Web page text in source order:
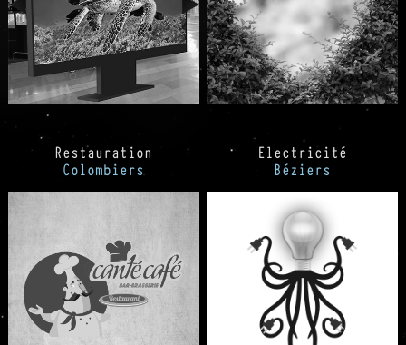
Restauration
Colombiers
Electricité
Béziers